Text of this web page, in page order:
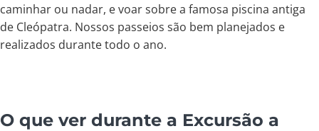
caminhar ou nadar, e voar sobre a famosa piscina antiga
de Cleópatra. Nossos passeios são bem planejados e
realizados durante todo o ano.
O que ver durante a Excursão a